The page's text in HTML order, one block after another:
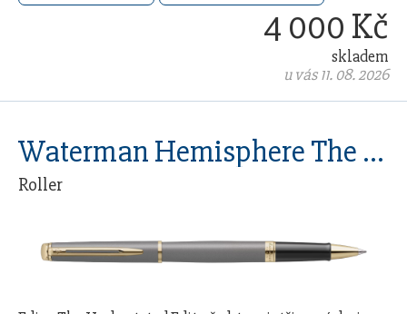
4 000 Kč
skladem
u vás 11. 08. 2026
Waterman Hemisphere The Understated Edit Stone GT
Roller